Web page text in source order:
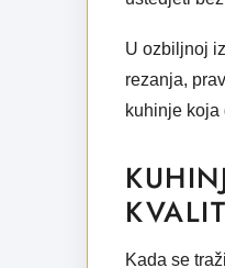
U ozbiljnoj
rezanja,
kuhinje koja
Kada se